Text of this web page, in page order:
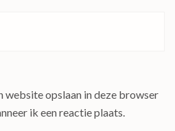
website opslaan in deze browser
ik een reactie plaats.